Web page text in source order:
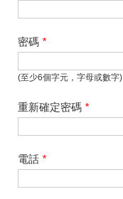
密碼 *
(至少6個字元，字母或數字)
重新確定密碼 *
電話 *